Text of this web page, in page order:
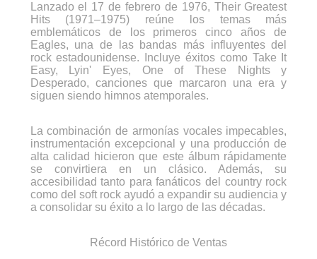
Lanzado el 17 de febrero de 1976, Their Greatest
Hits (1971–1975) reúne los temas más
emblemáticos de los primeros cinco años de
Eagles, una de las bandas más influyentes del
rock estadounidense. Incluye éxitos como Take It
Easy, Lyin' Eyes, One of These Nights y
Desperado, canciones que marcaron una era y
siguen siendo himnos atemporales.
La combinación de armonías vocales impecables,
instrumentación excepcional y una producción de
alta calidad hicieron que este álbum rápidamente
se convirtiera en un clásico. Además, su
accesibilidad tanto para fanáticos del country rock
como del soft rock ayudó a expandir su audiencia y
a consolidar su éxito a lo largo de las décadas.
Récord Histórico de Ventas